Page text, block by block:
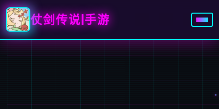
仗剑传说|手游